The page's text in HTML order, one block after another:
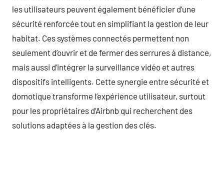
les utilisateurs peuvent également bénéficier d’une
sécurité renforcée tout en simplifiant la gestion de leur
habitat. Ces systèmes connectés permettent non
seulement d’ouvrir et de fermer des serrures à distance,
mais aussi d’intégrer la surveillance vidéo et autres
dispositifs intelligents. Cette synergie entre sécurité et
domotique transforme l’expérience utilisateur, surtout
pour les propriétaires d’Airbnb qui recherchent des
solutions adaptées à la gestion des clés.